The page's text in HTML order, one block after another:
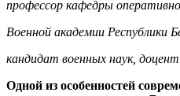
профессор кафедры
Военной академии Республики
кандидат военных наук, доцент
Одной из особенностей